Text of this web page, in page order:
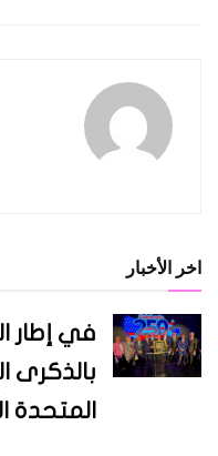
اخر الأخبار
في إطار
المتحدة